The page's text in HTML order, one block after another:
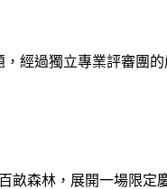
經過獨立專業評審團
畝森林，展開一場限定